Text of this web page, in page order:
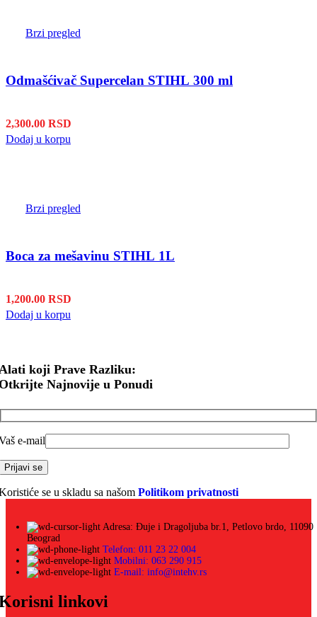
Brzi pregled
Odmašćivač Supercelan STIHL 300 ml
2,300.00 RSD
Dodaj u korpu
Brzi pregled
Boca za mešavinu STIHL 1L
1,200.00 RSD
Dodaj u korpu
koji Prave Razliku:
Najnovije u Ponudi
e-mail
se u skladu sa našom Politikom privatnosti
Adresa: Đuje i Dragoljuba br.1, Petlovo brdo, 11090
Beograd
Telefon: 011 23 22 004
Mobilni: 063 290 915
E-mail: info@intehv.rs
linkovi